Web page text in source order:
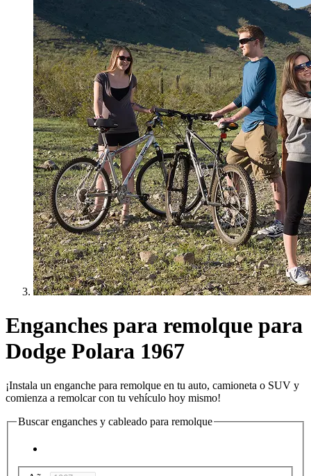
Enganches para remolque para
Dodge Polara 1967
¡Instala un enganche para remolque en tu auto, camioneta o SUV y
comienza a remolcar con tu vehículo hoy mismo!
Buscar enganches y cableado para remolque